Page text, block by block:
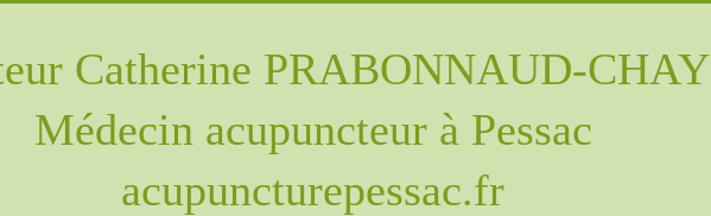
Catherine PRABONNAUD-CHAY
Médecin acupuncteur à Pessac
acupuncturepessac.fr